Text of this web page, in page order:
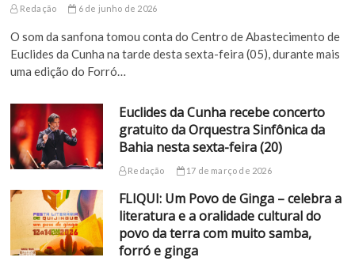
Redação 6 de junho de 2026
O som da sanfona tomou conta do Centro de Abastecimento de
Euclides da Cunha na tarde desta sexta-feira (05), durante mais
uma edição do Forró…
Euclides da Cunha recebe concerto
gratuito da Orquestra Sinfônica da
Bahia nesta sexta-feira (20)
Redação 17 de março de 2026
FLIQUI: Um Povo de Ginga – celebra a
literatura e a oralidade cultural do
povo da terra com muito samba,
forró e ginga